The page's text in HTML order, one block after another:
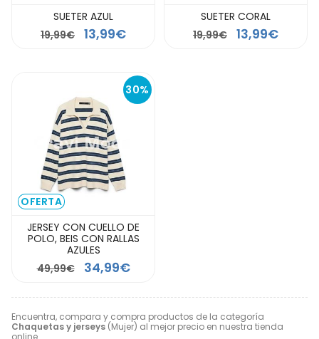
Encuentra, compara y compra productos de la categoría
Chaquetas y jerseys (Mujer) al mejor precio en nuestra tienda
SUETER AZUL
19,99€
13,99€
SUETER CORAL
19,99€
13,99€
30%
OFERTA
JERSEY CON CUELLO DE
POLO, BEIS CON RALLAS
AZULES
49,99€
34,99€